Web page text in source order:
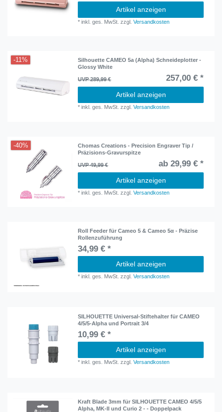
Artikel anzeigen
*inkl. ges. MwSt. zzgl.Versandkosten
-11%
Silhouette CAMEO 5a (Alpha) Schneideplotter -
Glossy White
UVP 289,99 € 257,00 € *
Artikel anzeigen
*inkl. ges. MwSt. zzgl.Versandkosten
-40%
Chomas Creations - Precision Engraver Tip /
Präzisions-Gravurspitze
UVP 49,99 € ab 29,99 € *
Artikel anzeigen
*inkl. ges. MwSt. zzgl.Versandkosten
Roll Feeder für Cameo 5 & Cameo 5α - Präzise
Rollenzuführung
34,99 € *
Artikel anzeigen
*inkl. ges. MwSt. zzgl.Versandkosten
SILHOUETTE Universal-Stiftehalter für CAMEO
4/5/5-Alpha und Portrait 3/4
10,99 € *
Artikel anzeigen
*inkl. ges. MwSt. zzgl.Versandkosten
Kraft Blade 3mm für SILHOUETTE CAMEO 4/5/5
Alpha, MK-II und Curio 2 - - Doppelpack